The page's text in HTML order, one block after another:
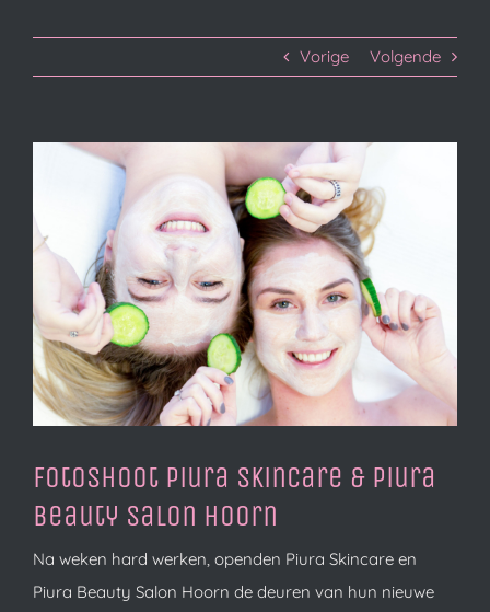
Vorige Volgende
afbeelding
Fotoshoot Piura Skincare & Piura
Beauty Salon Hoorn
Na weken hard werken, openden Piura Skincare en
Piura Beauty Salon Hoorn de deuren van hun nieuwe